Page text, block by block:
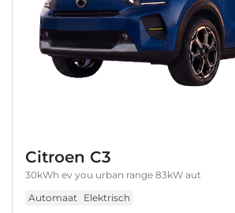
Citroen C3
30kWh ev you urban range 83kW aut
Automaat
Elektrisch